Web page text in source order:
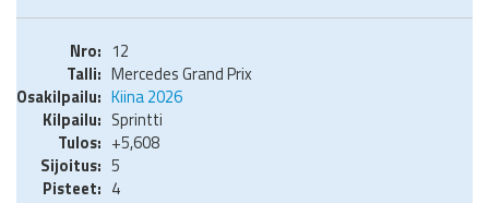
12
Mercedes Grand Prix
Kiina 2026
Sprintti
+5,608
5
4